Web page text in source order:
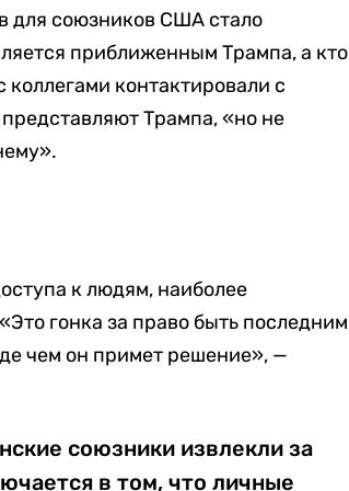
для союзников США стало
приближенным Трампа, а кто
контактировали с
Трампа, «но не
к людям, наиболее
гонка за право быть последним
чем он примет решение», —
союзники извлекли за
в том, что личные